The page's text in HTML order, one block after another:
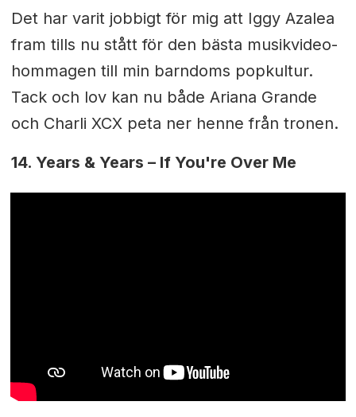
Det har varit jobbigt för mig att Iggy Azalea
fram tills nu stått för den bästa musikvideo-
hommagen till min barndoms popkultur.
Tack och lov kan nu både Ariana Grande
och Charli XCX peta ner henne från tronen.
14. Years & Years – If You're Over Me